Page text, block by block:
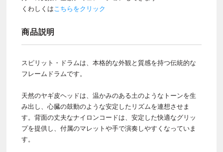
くわしくはこちらをクリック
商品説明
スピリット・ドラムは、本格的な外観と質感を持つ伝統的な
フレームドラムです。
天然のヤギ皮ヘッドは、温かみのある土のようなトーンを生
み出し、心臓の鼓動のような安定したリズムを連想させま
す。背面の丈夫なナイロンコードは、安定した快適なグリッ
プを提供し、付属のマレットや手で演奏しやすくなっていま
す。